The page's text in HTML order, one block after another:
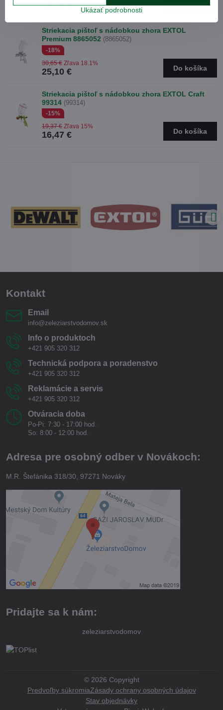
16,66 € Do košíka
Striekacia pištoľ s nádobkou zhora EXTOL
Premium 8865052 (8865052)
-18%
25,10 €
30,65 € Zľava 18.1%
Do košíka
Striekacia pištoľ s nádobkou zhora EXTOL Craft
99314 (99314)
-15%
16,47 €
19,37 € Zľava 15%
Do košíka
Kontakt
Email
info@zeleziarstvodomov.sk
Info o produktoch
+421 905 320 312
Technická podpora a poradenstvo
+421 905 320 312
Reklamácie a servis
+421 905 320 312
Otváracia doba
Po-Pi: 7:30 - 17:00 hod.
So: 8:00 - 12:00 hod.
Adresa pre osobný odber v Novákoch:
M.R. Štefánika 318/30, 97271 Nováky
Pridajte sa k nám:
zeleziarstvodomov
© 2026 Copyright
Predvoľby súkromiaZásady ochrany osobných údajov
Stav objednávky
Ukázať podrobnosti